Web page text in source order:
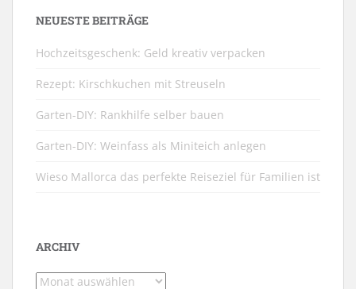
NEUESTE BEITRÄGE
Hochzeitsgeschenk: Geld kreativ verpacken
Rezept: Kirschkuchen mit Streuseln
Garten-DIY: Rankhilfe selber bauen
Garten-DIY: Weinfass als Miniteich anlegen
Wieso Mallorca das perfekte Reiseziel für Familien ist
ARCHIV
Archiv